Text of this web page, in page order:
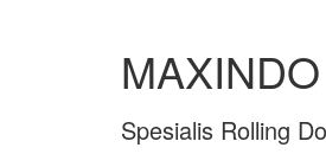
Spesialis Rolling